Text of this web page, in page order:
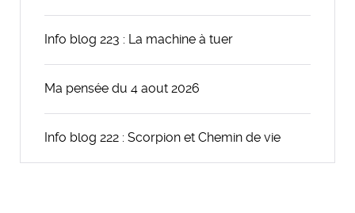
Info blog 223 : La machine à tuer
Ma pensée du 4 aout 2026
Info blog 222 : Scorpion et Chemin de vie